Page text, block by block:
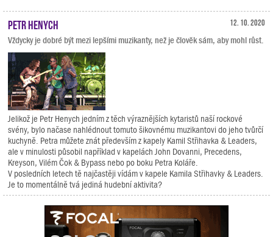
12. 10. 2020
Petr Henych
Vždycky je dobré být mezi lepšími muzikanty, než je člověk sám, aby mohl růst.
Jelikož je Petr Henych jedním z těch výraznějších kytaristů naší rockové
svény, bylo načase nahlédnout tomuto šikovnému muzikantovi do jeho tvůrčí
kuchyně. Petra můžete znát především z kapely Kamil Střihavka & Leaders,
ale v minulosti působil například v kapelách John Dovanni, Precedens,
Kreyson, Vilém Čok & Bypass nebo po boku Petra Koláře.
V posledních letech tě najčastěji vídám v kapele Kamila Střihavky & Leaders.
Je to momentálně tvá jediná hudební aktivita?